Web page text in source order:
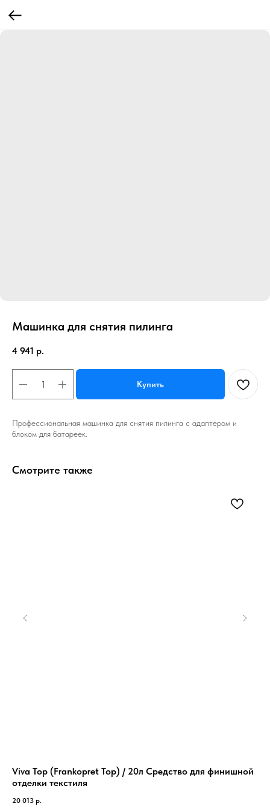
Машинка для снятия пилинга
4 941 р.
Купить
Профессиональная машинка для снятия пилинга с адаптером и
блоком для батареек.
Смотрите также
Viva Top (Frankopret Top) / 20л Средство для финишной
отделки текстиля
20 013 р.